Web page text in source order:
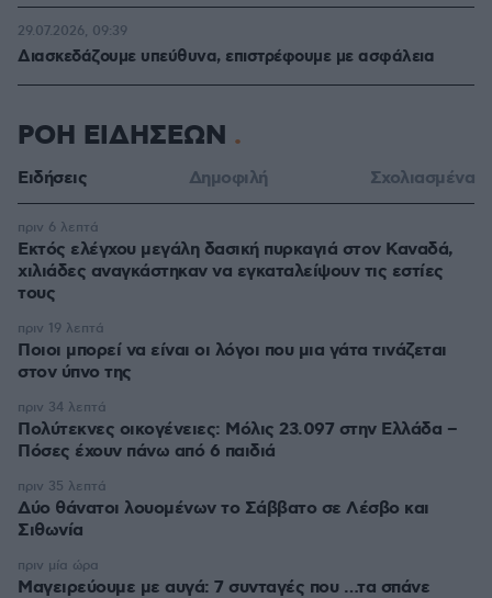
Διασκεδάζουμε υπεύθυνα, επιστρέφουμε με ασφάλεια
29.07.2026, 09:39
ΡΟΗ ΕΙΔΗΣΕΩΝ
Ειδήσεις Δημοφιλή Σχολιασμένα
Εκτός ελέγχου μεγάλη δασική πυρκαγιά στον Καναδά,
χιλιάδες αναγκάστηκαν να εγκαταλείψουν τις εστίες
τους
πριν 6 λεπτά
Ποιοι μπορεί να είναι οι λόγοι που μια γάτα τινάζεται
στον ύπνο της
πριν 19 λεπτά
Πολύτεκνες οικογένειες: Μόλις 23.097 στην Ελλάδα –
Πόσες έχουν πάνω από 6 παιδιά
πριν 34 λεπτά
Δύο θάνατοι λουομένων το Σάββατο σε Λέσβο και
Σιθωνία
πριν 35 λεπτά
Μαγειρεύουμε με αυγά: 7 συνταγές που …τα σπάνε
πριν μία ώρα